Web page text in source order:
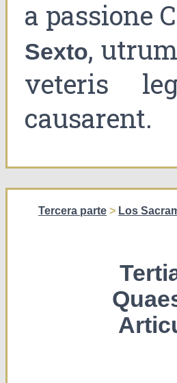
a passione
Sexto,
veteris
causarent.
Tercera parte > Los